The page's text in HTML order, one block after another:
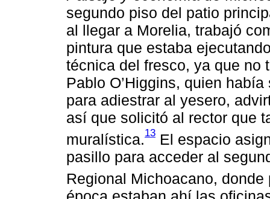
segundo piso del patio
al llegar a Morelia, trabajó
pintura que estaba
técnica del fresco, ya que no
Pablo O’Higgins, quien
para adiestrar al yesero,
así que solicitó al rector que
muralística.13 El espacio
pasillo para acceder al
Regional Michoacano,